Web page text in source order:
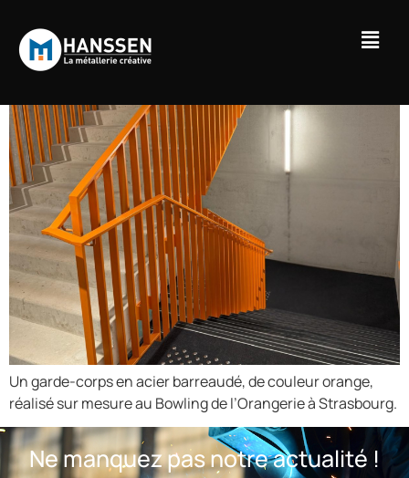
Garde-corps au Bowling de
l’Orangerie
Un garde-corps en acier barreaudé, de couleur orange,
réalisé sur mesure au Bowling de l’Orangerie à Strasbourg.
Ne manquez pas notre actualité !